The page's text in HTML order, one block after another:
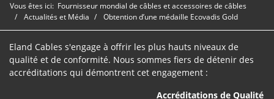
Vous êtes ici: Fournisseur mondial de câbles et accessoires de câbles
Actualités et Média
Obtention d’une médaille Ecovadis Gold
Eland Cables s'engage à offrir les plus hauts niveaux de
qualité et de conformité. Nous sommes fiers de détenir des
accréditations qui démontrent cet engagement :
Accréditations de Qualité